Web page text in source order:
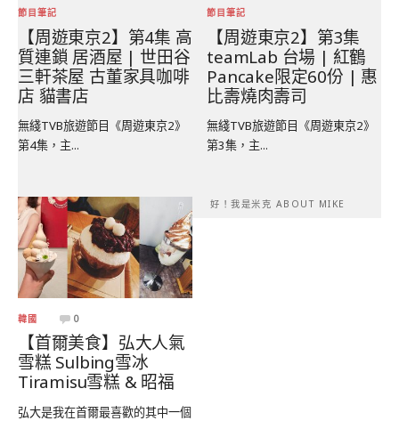
節目筆記
【周遊東京2】第4集 高
質連鎖 居酒屋 | 世田谷
三軒茶屋 古董家具咖啡
店 貓書店
無綫TVB旅遊節目《周遊東京2》
第4集，主...
節目筆記
【周遊東京2】第3集
teamLab 台場 | 紅鶴
Pancake限定60份 | 惠
比壽燒肉壽司
無綫TVB旅遊節目《周遊東京2》
第3集，主...
韓國 0
【首爾美食】弘大人氣
雪糕 Sulbing雪冰
Tiramisu雪糕 & 昭福
弘大是我在首爾最喜歡的其中一個
好！我是米克 ABOUT MIKE